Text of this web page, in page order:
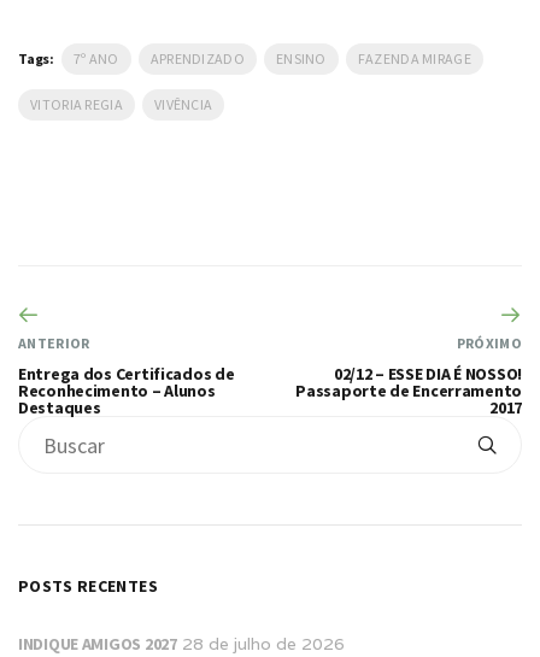
Tags: 7º ANO APRENDIZADO ENSINO FAZENDA MIRAGE
VITORIA REGIA VIVÊNCIA
ANTERIOR
Entrega dos Certificados de
Reconhecimento – Alunos
Destaques
PRÓXIMO
02/12 – ESSE DIA É NOSSO!
Passaporte de Encerramento
2017
POSTS RECENTES
INDIQUE AMIGOS 2027 28 de julho de 2026